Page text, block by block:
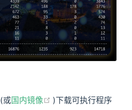
(opens new window)
(或国内镜像 (opens new window)
)下载可执行程序